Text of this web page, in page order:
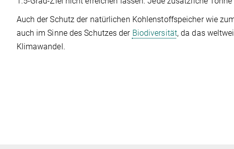
Auch der Schutz der natürlichen Kohlenstoffspeicher wie
auch im Sinne des Schutzes der Biodiversität, da das
Klimawandel.